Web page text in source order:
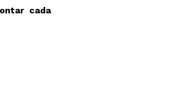
cada